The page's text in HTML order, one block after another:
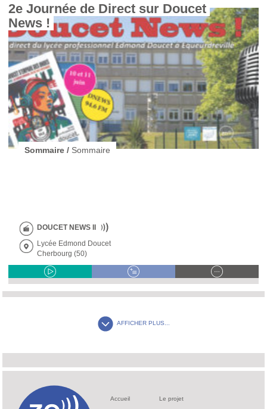
2e Journée de Direct sur Doucet
News !
Sommaire / Sommaire
DOUCET NEWS II
Lycée Edmond Doucet
Cherbourg (50)
AFFICHER PLUS...
Accueil
Le projet